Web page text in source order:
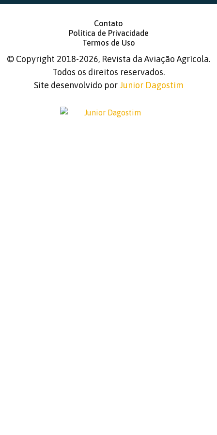
Contato
Política de Privacidade
Termos de Uso
© Copyright 2018-2026, Revista da Aviação Agrícola.
Todos os direitos reservados.
Site desenvolvido porJunior Dagostim